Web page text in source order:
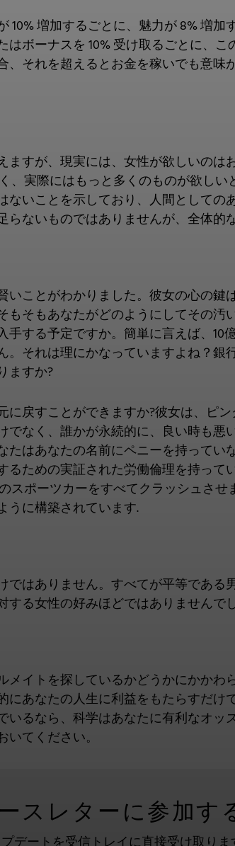
10% 増加するごとに、魅力が 8% 増
ボーナスを 10% 受け取るごとに、
、それを超えるとお金を稼いでも意
ますが、現実には、女性が欲しいの
、実際にはもっと多くのものが欲し
ないことを示しており、人間として
らないものではありませんが、全体的
いことがわかりました。彼女の心の
もそもあなたがどのようにしてその
手する予定ですか。簡単に言えば、
。それは理にかなっていますよね？銀
ますか?
戻すことができますか?彼女は、ピ
でなく、誰かが永続的に、良い時も
たはあなたの名前にペニーを持って
るための実証された労働倫理を持っ
スポーツカーをすべてクラッシュさ
うに構築されています.
ではありません。すべてが平等であ
する女性の好みほどではありませんで
イトを探しているかどうかにかかわ
にあなたの人生に利益をもたらすだ
いるなら、科学はあなたに有利なオ
てください。
スレターに参加す